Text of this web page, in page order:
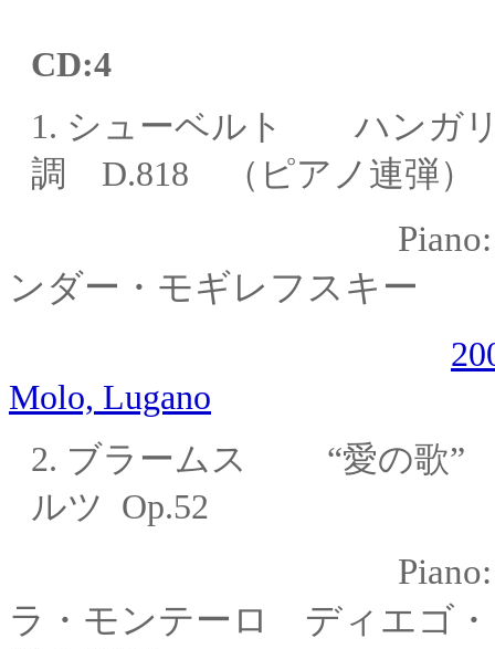
CD:4
1. シューベルト ハンガ
調 D.818 （ピアノ連弾）
ンダー・モギレフスキー
Molo, Lugano
2. ブラームス “愛の歌” 4
ルツ Op.52
ラ・モンテーロ
ディエゴ